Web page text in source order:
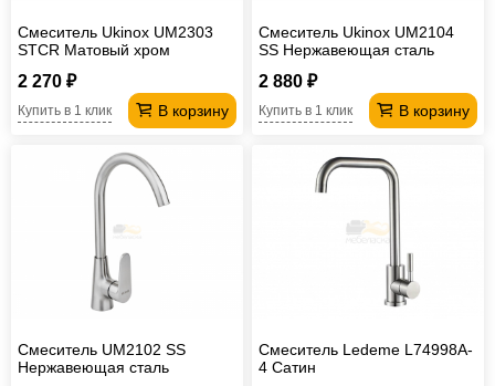
Смеситель Ukinox UM2303
STCR Матовый хром
2 270 ₽
В корзину
Купить в 1 клик
Смеситель Ukinox UM2104
SS Нержавеющая сталь
2 880 ₽
В корзину
Купить в 1 клик
Смеситель UM2102 SS
Нержавеющая сталь
Смеситель Ledeme L74998A-
4 Сатин